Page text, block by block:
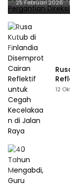
25 Februari 2026
12